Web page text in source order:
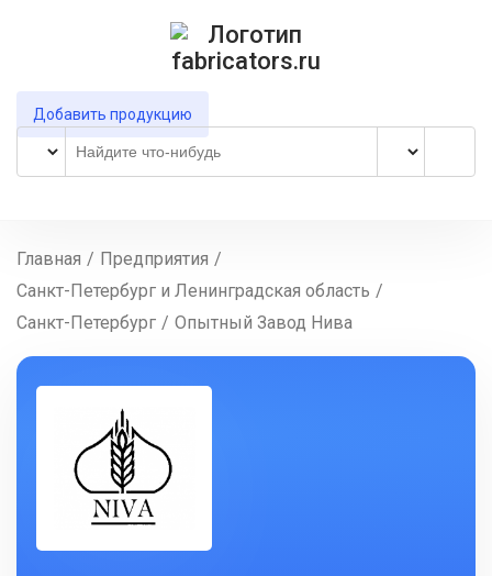
Добавить продукцию
Главная / Предприятия /
Санкт-Петербург и Ленинградская область /
Санкт-Петербург / Опытный Завод Нива